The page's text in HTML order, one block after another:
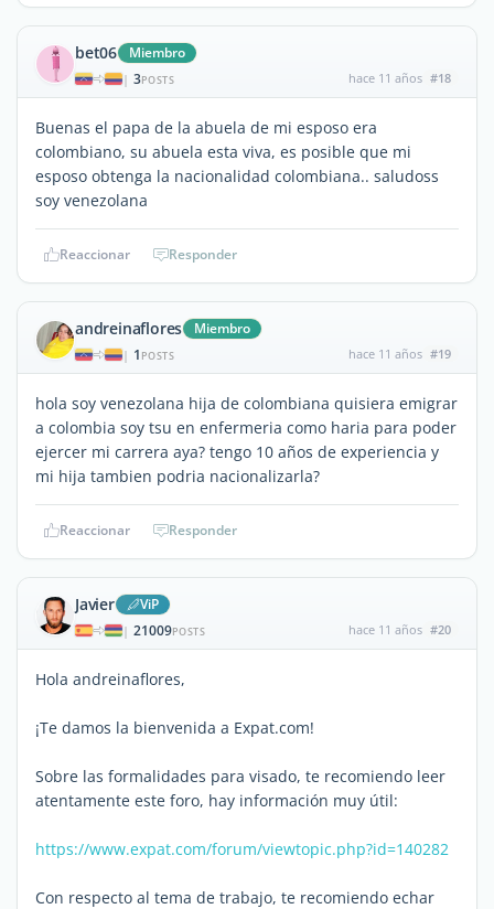
bet06 Miembro
| 3POSTS hace 11 años #18
Buenas el papa de la abuela de mi esposo era
colombiano, su abuela esta viva, es posible que mi
esposo obtenga la nacionalidad colombiana.. saludoss
soy venezolana
Reaccionar Responder
andreinaflores Miembro
| 1 POSTS hace 11 años #19
hola soy venezolana hija de colombiana quisiera emigrar
a colombia soy tsu en enfermeria como haria para poder
ejercer mi carrera aya? tengo 10 años de experiencia y
mi hija tambien podria nacionalizarla?
Reaccionar Responder
Javier ViP
| 21009POSTS hace 11 años #20
Hola andreinaflores,
¡Te damos la bienvenida a Expat.com!
Sobre las formalidades para visado, te recomiendo leer
atentamente este foro, hay información muy útil:
https://www.expat.com/forum/viewtopic.php?id=140282
Con respecto al tema de trabajo, te recomiendo echar